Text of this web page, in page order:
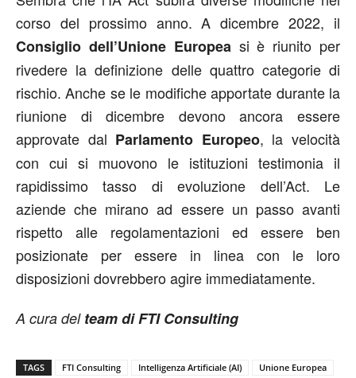
corso del prossimo anno. A dicembre 2022, il
Consiglio dell’Unione Europea si è riunito per
rivedere la definizione delle quattro categorie di
rischio. Anche se le modifiche apportate durante la
riunione di dicembre devono ancora essere
approvate dal Parlamento Europeo, la velocità
con cui si muovono le istituzioni testimonia il
rapidissimo tasso di evoluzione dell’Act. Le
aziende che mirano ad essere un passo avanti
rispetto alle regolamentazioni ed essere ben
posizionate per essere in linea con le loro
disposizioni dovrebbero agire immediatamente.
A cura delteam di FTI Consulting
TAGS FTI Consulting Intelligenza Artificiale (AI) Unione Europea